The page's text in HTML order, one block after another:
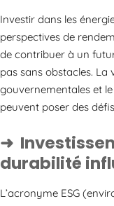
Investir dans les
perspectives de
de contribuer à un
pas sans obstacles. La
gouvernementales et
peuvent poser des
durabilité
L’acronyme ESG